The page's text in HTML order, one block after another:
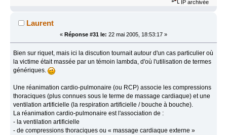
IP archivée
Laurent
« Réponse #31 le: 22 mai 2005, 18:53:17 »
Bien sur riquet, mais ici la discution tournait autour d'un cas particulier où
la victime était massée par un témoin lambda, d'où l'utilisation de termes
génériques.
Une réanimation cardio-pulmonaire (ou RCP) associe les compressions
thoraciques (plus connues sous le terme de massage cardiaque) et une
ventilation artificielle (la respiration artificielle / bouche à bouche).
La réanimation cardio-pulmonaire est l'association de :
- la ventilation artificielle
- de compressions thoraciques ou « massage cardiaque externe »